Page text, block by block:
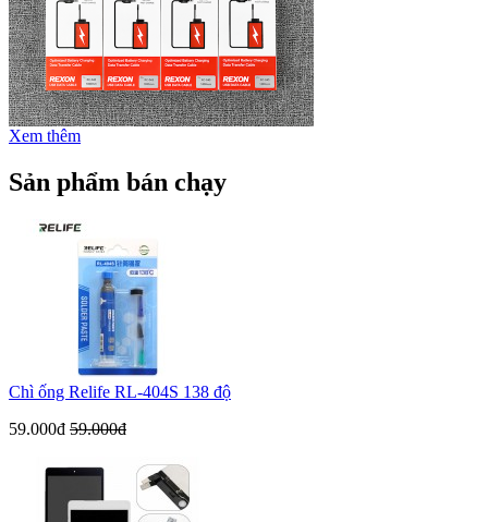
Xem thêm
Sản phẩm bán chạy
Chì ống Relife RL-404S 138 độ
59.000đ 59.000đ